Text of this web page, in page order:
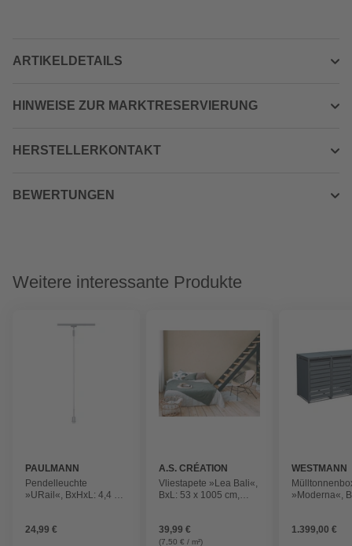
ARTIKELDETAILS
HINWEISE ZUR MARKTRESERVIERUNG
HERSTELLERKONTAKT
BEWERTUNGEN
Weitere interessante Produkte
PAULMANN
Pendelleuchte
»URail«, BxHxL: 4,4 x
24,99 €
A.S. CRÉATION
Vliestapete »Lea Bali«,
BxL: 53 x 1005 cm,
39,99 €
(7,50 € / m²)
WESTMANN
»Moderna«,
Stahl
1.399,00 €